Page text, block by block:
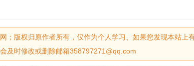
；版权归原作者所有，仅作为个人学习、如果您发现本站上
及时修改或删除邮箱358797271@qq.com